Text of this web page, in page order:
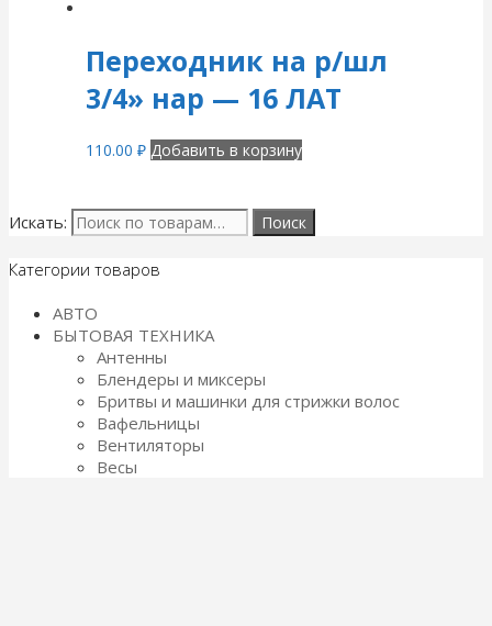
Переходник на р/шл
3/4» нар — 16 ЛАТ
110.00 ₽ Добавить в корзину
Искать:
Категории товаров
АВТО
БЫТОВАЯ ТЕХНИКА
Антенны
Блендеры и миксеры
Бритвы и машинки для стрижки волос
Вафельницы
Вентиляторы
Весы